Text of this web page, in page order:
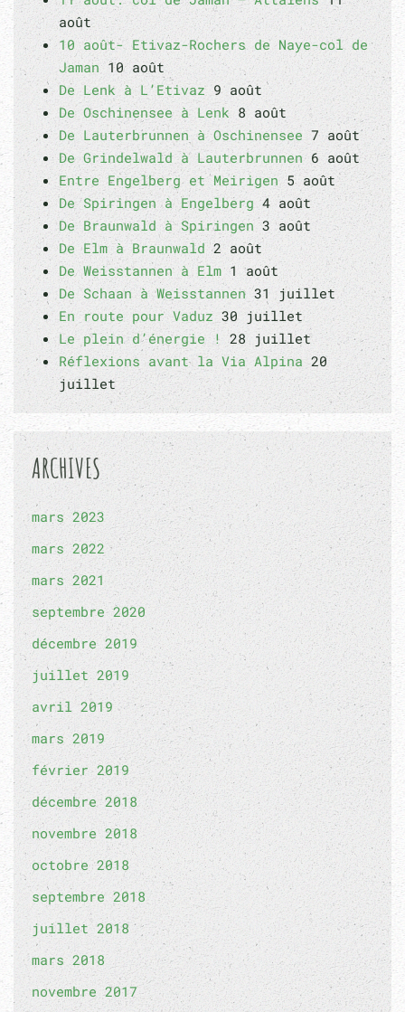
août
10 août- Etivaz-Rochers de Naye-col de
Jaman 10 août
De Lenk à L’Etivaz 9 août
De Oschinensee à Lenk 8 août
De Lauterbrunnen à Oschinensee 7 août
De Grindelwald à Lauterbrunnen 6 août
Entre Engelberg et Meirigen 5 août
De Spiringen à Engelberg 4 août
De Braunwald à Spiringen 3 août
De Elm à Braunwald 2 août
De Weisstannen à Elm 1 août
De Schaan à Weisstannen 31 juillet
En route pour Vaduz 30 juillet
Le plein d’énergie ! 28 juillet
Réflexions avant la Via Alpina 20
juillet
ARCHIVES
mars 2023
mars 2022
mars 2021
septembre 2020
décembre 2019
juillet 2019
avril 2019
mars 2019
février 2019
décembre 2018
novembre 2018
octobre 2018
septembre 2018
juillet 2018
mars 2018
novembre 2017